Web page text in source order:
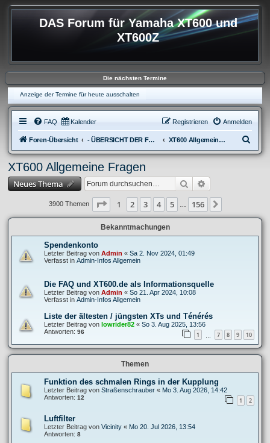
DAS Forum für Yamaha XT600 und
XT600Z
Die nächsten Termine
Anzeige der Termine für heute ausschalten
FAQ Kalender Anmelden
Registrieren
Foren-Übersicht - ÜBERSICHT DER FOREN XT600 XT600 Allgemeine Fragen
u
XT600 Allgemeine Fragen
Neues Thema Suche
3900 Themen Seite 1von 156
1 2 3 4 5 156
Bekanntmachungen
Spendenkonto
Letzter Beitrag von Admin « Sa 2. Nov 2024, 01:49
Verfasst in Admin-Infos Allgemein
Die FAQ und XT600.de als Informationsquelle
Letzter Beitrag von Admin « So 21. Apr 2024, 10:08
Verfasst in Admin-Infos Allgemein
Liste der ältesten / jüngsten XTs und Ténérés
Letzter Beitrag von lowrider82 « So 3. Aug 2025, 13:56
Antworten: 96 1 … 7 8 9 10
Themen
Funktion des schmalen Rings in der Kupplung
Letzter Beitrag von Straßenschrauber « Mo 3. Aug 2026, 14:42
Antworten: 12 1 2
Luftfilter
Letzter Beitrag von Vicinity « Mo 20. Jul 2026, 13:54
Antworten: 8